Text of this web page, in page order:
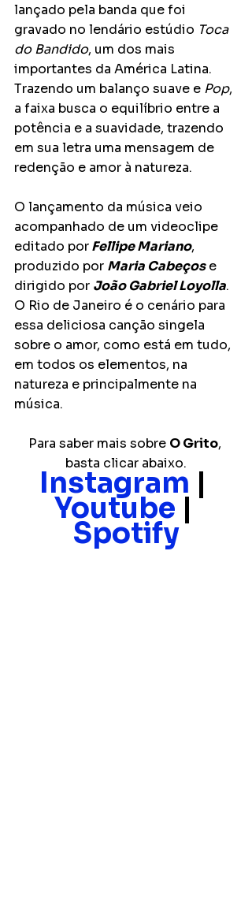
lançado pela banda que foi
gravado no lendário estúdio Toca
do Bandido, um dos mais
importantes da América Latina.
Trazendo um balanço suave e Pop,
a faixa busca o equilíbrio entre a
potência e a suavidade, trazendo
em sua letra uma mensagem de
redenção e amor à natureza.
O lançamento da música veio
acompanhado de um videoclipe
editado por Fellipe Mariano,
produzido por Maria Cabeços e
dirigido por João Gabriel Loyolla.
O Rio de Janeiro é o cenário para
essa deliciosa canção singela
sobre o amor, como está em tudo,
em todos os elementos, na
natureza e principalmente na
música.
Para saber mais sobre O Grito,
basta clicar abaixo.
Instagram |
Youtube |
Spotify